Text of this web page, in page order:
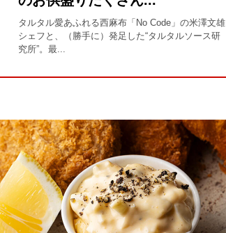
タルタル愛あふれる西麻布「No Code」の米澤文雄
シェフと、（勝手に）発足した“タルタルソース研
究所”。最...